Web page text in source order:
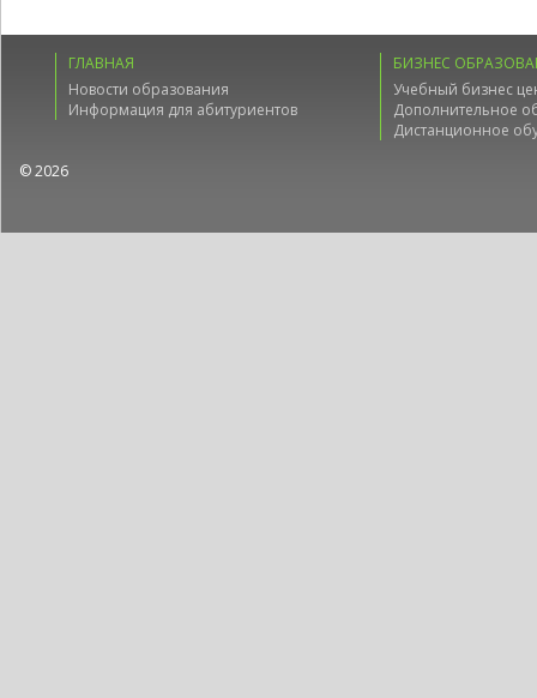
ГЛАВНАЯ
Новости образования
Информация для абитуриентов
БИЗНЕС
Учебный бизнес
Дополнительное
Дистанционное
© 2026